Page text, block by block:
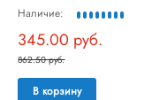
Наличие:
345.00 руб.
862.50 руб.
В корзину